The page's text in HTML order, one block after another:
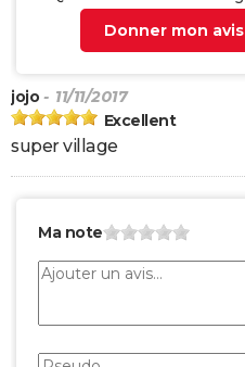
Donner mon avis
jojo - 11/11/2017
Excellent
super village
Ma note